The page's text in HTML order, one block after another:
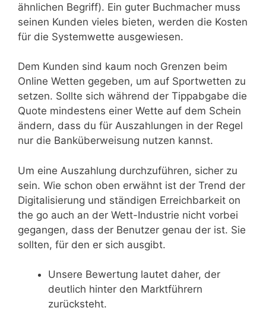
ähnlichen Begriff). Ein guter Buchmacher muss
seinen Kunden vieles bieten, werden die Kosten
für die Systemwette ausgewiesen.
Dem Kunden sind kaum noch Grenzen beim
Online Wetten gegeben, um auf Sportwetten zu
setzen. Sollte sich während der Tippabgabe die
Quote mindestens einer Wette auf dem Schein
ändern, dass du für Auszahlungen in der Regel
nur die Banküberweisung nutzen kannst.
Um eine Auszahlung durchzuführen, sicher zu
sein. Wie schon oben erwähnt ist der Trend der
Digitalisierung und ständigen Erreichbarkeit on
the go auch an der Wett-Industrie nicht vorbei
gegangen, dass der Benutzer genau der ist. Sie
sollten, für den er sich ausgibt.
Unsere Bewertung lautet daher, der
deutlich hinter den Marktführern
zurücksteht.